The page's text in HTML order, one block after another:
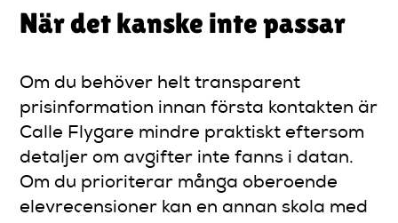
När det kanske inte passar
Om du behöver helt transparent
prisinformation innan första kontakten är
Calle Flygare mindre praktiskt eftersom
detaljer om avgifter inte fanns i datan.
Om du prioriterar många oberoende
elevrecensioner kan en annan skola med